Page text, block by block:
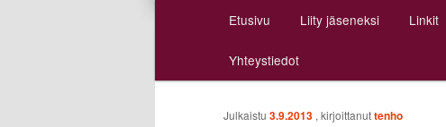
Siirry
sisältöön
Siirry
toissijaiseen
sisältöön
Etusivu Liity jäseneksi Linkit
Yhteystiedot
Julkaistu 3.9.2013 , kirjoittanuttenho